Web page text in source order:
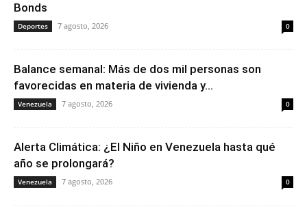
Bonds
Deportes 7 agosto, 2026 0
Balance semanal: Más de dos mil personas son
favorecidas en materia de vivienda y...
Venezuela 7 agosto, 2026 0
Alerta Climática: ¿El Niño en Venezuela hasta qué
año se prolongará?
Venezuela 7 agosto, 2026 0